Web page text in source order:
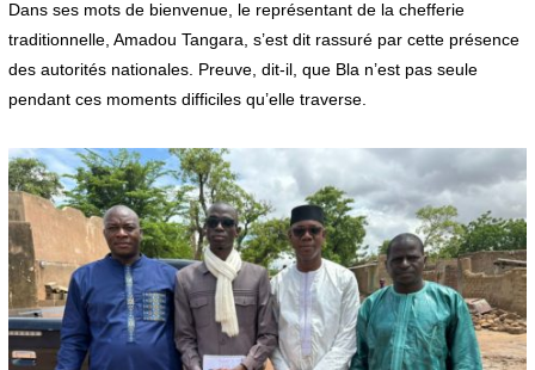
Dans ses mots de bienvenue, le représentant de la chefferie
traditionnelle, Amadou Tangara, s’est dit rassuré par cette présence
des autorités nationales. Preuve, dit-il, que Bla n’est pas seule
pendant ces moments difficiles qu’elle traverse.